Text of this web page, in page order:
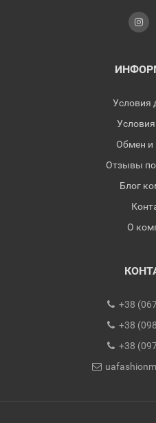
Условия
Обмен и
Отзывы
Блог
О
+38
+38
+38